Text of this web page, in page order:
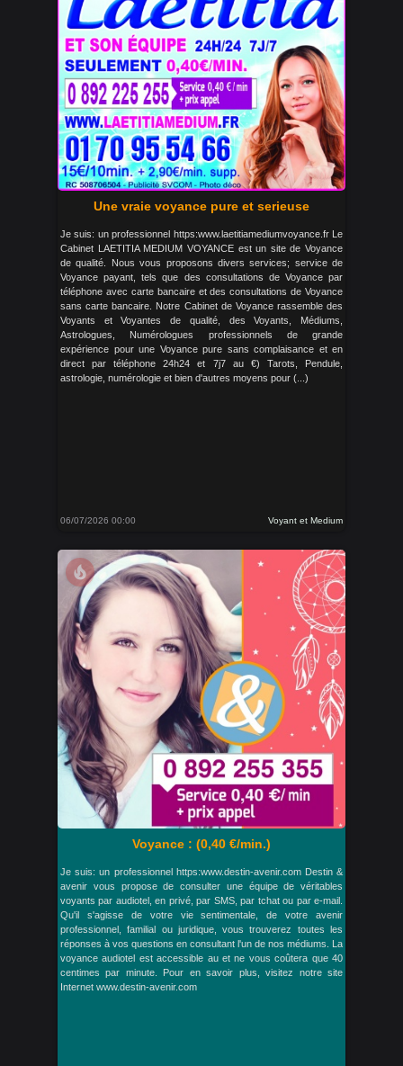
Une vraie voyance pure et serieuse
Je suis: un professionnel https:www.laetitiamediumvoyance.fr Le
Cabinet LAETITIA MEDIUM VOYANCE est un site de Voyance
de qualité. Nous vous proposons divers services; service de
Voyance payant, tels que des consultations de Voyance par
téléphone avec carte bancaire et des consultations de Voyance
sans carte bancaire. Notre Cabinet de Voyance rassemble des
Voyants et Voyantes de qualité, des Voyants, Médiums,
Astrologues, Numérologues professionnels de grande
expérience pour une Voyance pure sans complaisance et en
direct par téléphone 24h24 et 7j7 au €) Tarots, Pendule,
astrologie, numérologie et bien d'autres moyens pour (...)
06/07/2026 00:00 Voyant et Medium
local_fire_department
Voyance : (0,40 €/min.)
Je suis: un professionnel https:www.destin-avenir.com Destin &
avenir vous propose de consulter une équipe de véritables
voyants par audiotel, en privé, par SMS, par tchat ou par e-mail.
Qu'il s'agisse de votre vie sentimentale, de votre avenir
professionnel, familial ou juridique, vous trouverez toutes les
réponses à vos questions en consultant l'un de nos médiums. La
voyance audiotel est accessible au et ne vous coûtera que 40
centimes par minute. Pour en savoir plus, visitez notre site
Internet www.destin-avenir.com